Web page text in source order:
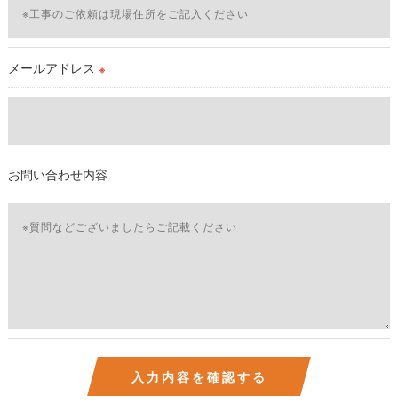
続を定めさせて頂いております。
ご本人である事を確認のうえ、対応させて頂きます。
個人情報の開示･訂正･削除・利用停止の具体的手続きにつきま
しては、お電話でお問合せ下さい。v
メールアドレス ※
お問い合わせ内容